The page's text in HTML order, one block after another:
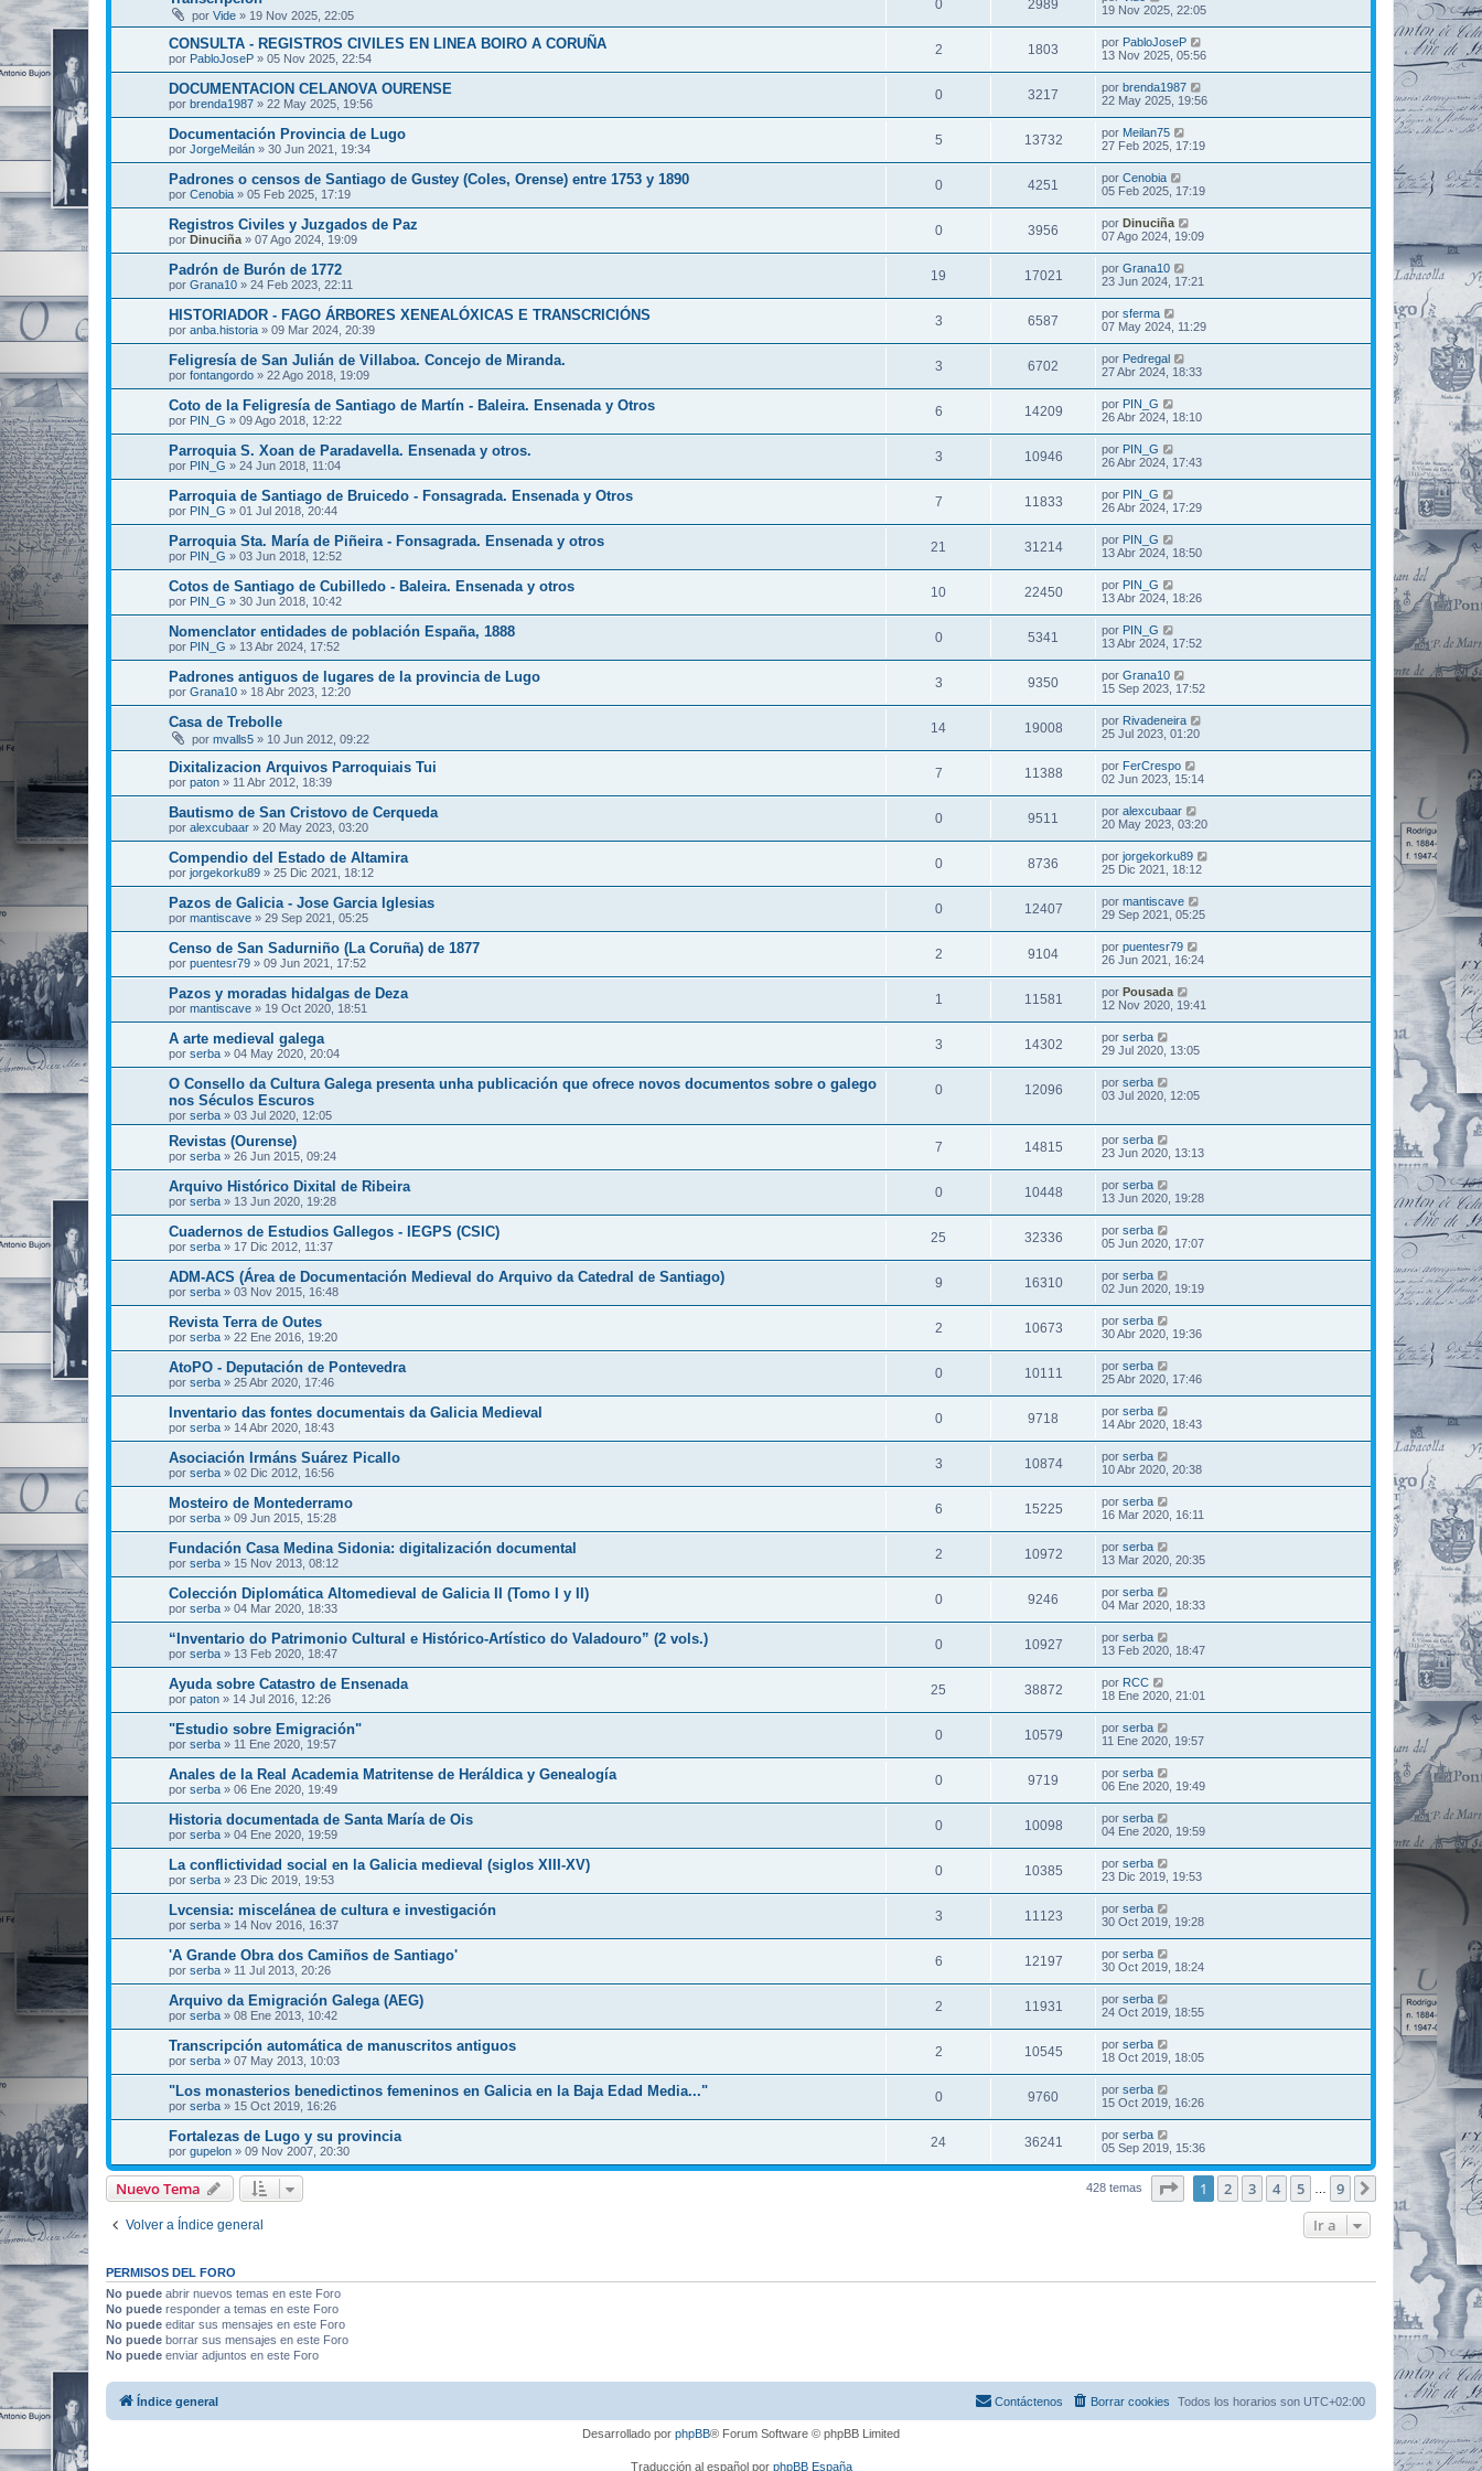
por Vide » 19 Nov 2025, 22:05
0 2989
19 Nov 2025, 22:05
CONSULTA - REGISTROS CIVILES EN LINEA BOIRO A CORUÑA
por PabloJoseP » 05 Nov 2025, 22:54
2 1803 por PabloJoseP
13 Nov 2025, 05:56
DOCUMENTACION CELANOVA OURENSE
por brenda1987 » 22 May 2025, 19:56
0 3217 por brenda1987
22 May 2025, 19:56
Documentación Provincia de Lugo
por JorgeMeilán » 30 Jun 2021, 19:34
5 13732 por Meilan75
27 Feb 2025, 17:19
Padrones o censos de Santiago de Gustey (Coles, Orense) entre 1753 y 1890
por Cenobia » 05 Feb 2025, 17:19
0 4251 por Cenobia
05 Feb 2025, 17:19
Registros Civiles y Juzgados de Paz
por Dinuciña » 07 Ago 2024, 19:09
0 3956 por Dinuciña
07 Ago 2024, 19:09
Padrón de Burón de 1772
por Grana10 » 24 Feb 2023, 22:11
19 17021 por Grana10
23 Jun 2024, 17:21
HISTORIADOR - FAGO ÁRBORES XENEALÓXICAS E TRANSCRICIÓNS
por anba.historia » 09 Mar 2024, 20:39
3 6587 por sferma
07 May 2024, 11:29
Feligresía de San Julián de Villaboa. Concejo de Miranda.
por fontangordo » 22 Ago 2018, 19:09
3 6702 por Pedregal
27 Abr 2024, 18:33
Coto de la Feligresía de Santiago de Martín - Baleira. Ensenada y Otros
por PIN_G » 09 Ago 2018, 12:22
6 14209 por PIN_G
26 Abr 2024, 18:10
Parroquia S. Xoan de Paradavella. Ensenada y otros.
por PIN_G » 24 Jun 2018, 11:04
3 10946 por PIN_G
26 Abr 2024, 17:43
Parroquia de Santiago de Bruicedo - Fonsagrada. Ensenada y Otros
por PIN_G » 01 Jul 2018, 20:44
7 11833 por PIN_G
26 Abr 2024, 17:29
Parroquia Sta. María de Piñeira - Fonsagrada. Ensenada y otros
por PIN_G » 03 Jun 2018, 12:52
21 31214 por PIN_G
13 Abr 2024, 18:50
Cotos de Santiago de Cubilledo - Baleira. Ensenada y otros
por PIN_G » 30 Jun 2018, 10:42
10 22450 por PIN_G
13 Abr 2024, 18:26
Nomenclator entidades de población España, 1888
por PIN_G » 13 Abr 2024, 17:52
0 5341 por PIN_G
13 Abr 2024, 17:52
Padrones antiguos de lugares de la provincia de Lugo
por Grana10 » 18 Abr 2023, 12:20
3 9350 por Grana10
15 Sep 2023, 17:52
Casa de Trebolle
por mvalls5 » 10 Jun 2012, 09:22
14 19008 por Rivadeneira
25 Jul 2023, 01:20
Dixitalizacion Arquivos Parroquiais Tui
por paton » 11 Abr 2012, 18:39
7 11388 por FerCrespo
02 Jun 2023, 15:14
Bautismo de San Cristovo de Cerqueda
por alexcubaar » 20 May 2023, 03:20
0 9511 por alexcubaar
20 May 2023, 03:20
Compendio del Estado de Altamira
por jorgekorku89 » 25 Dic 2021, 18:12
0 8736 por jorgekorku89
25 Dic 2021, 18:12
Pazos de Galicia - Jose Garcia Iglesias
por mantiscave » 29 Sep 2021, 05:25
0 12407 por mantiscave
29 Sep 2021, 05:25
Censo de San Sadurniño (La Coruña) de 1877
por puentesr79 » 09 Jun 2021, 17:52
2 9104 por puentesr79
26 Jun 2021, 16:24
Pazos y moradas hidalgas de Deza
por mantiscave » 19 Oct 2020, 18:51
1 11581 por Pousada
12 Nov 2020, 19:41
A arte medieval galega
por serba » 04 May 2020, 20:04
3 14302 por serba
29 Jul 2020, 13:05
O Consello da Cultura Galega presenta unha publicación que ofrece novos documentos sobre o galego
nos Séculos Escuros
por serba » 03 Jul 2020, 12:05
0 12096 por serba
03 Jul 2020, 12:05
Revistas (Ourense)
por serba » 26 Jun 2015, 09:24
7 14815 por serba
23 Jun 2020, 13:13
Arquivo Histórico Dixital de Ribeira
por serba » 13 Jun 2020, 19:28
0 10448 por serba
13 Jun 2020, 19:28
Cuadernos de Estudios Gallegos - IEGPS (CSIC)
por serba » 17 Dic 2012, 11:37
25 32336 por serba
05 Jun 2020, 17:07
ADM-ACS (Área de Documentación Medieval do Arquivo da Catedral de Santiago)
por serba » 03 Nov 2015, 16:48
9 16310 por serba
02 Jun 2020, 19:19
Revista Terra de Outes
por serba » 22 Ene 2016, 19:20
2 10673 por serba
30 Abr 2020, 19:36
AtoPO - Deputación de Pontevedra
por serba » 25 Abr 2020, 17:46
0 10111 por serba
25 Abr 2020, 17:46
Inventario das fontes documentais da Galicia Medieval
por serba » 14 Abr 2020, 18:43
0 9718 por serba
14 Abr 2020, 18:43
Asociación Irmáns Suárez Picallo
por serba » 02 Dic 2012, 16:56
3 10874 por serba
10 Abr 2020, 20:38
Mosteiro de Montederramo
por serba » 09 Jun 2015, 15:28
6 15225 por serba
16 Mar 2020, 16:11
Fundación Casa Medina Sidonia: digitalización documental
por serba » 15 Nov 2013, 08:12
2 10972 por serba
13 Mar 2020, 20:35
Colección Diplomática Altomedieval de Galicia II (Tomo I y II)
por serba » 04 Mar 2020, 18:33
0 9246 por serba
04 Mar 2020, 18:33
“Inventario do Patrimonio Cultural e Histórico-Artístico do Valadouro” (2 vols.)
por serba » 13 Feb 2020, 18:47
0 10927 por serba
13 Feb 2020, 18:47
Ayuda sobre Catastro de Ensenada
por paton » 14 Jul 2016, 12:26
25 38872 por RCC
18 Ene 2020, 21:01
"Estudio sobre Emigración"
por serba » 11 Ene 2020, 19:57
0 10579 por serba
11 Ene 2020, 19:57
Anales de la Real Academia Matritense de Heráldica y Genealogía
por serba » 06 Ene 2020, 19:49
0 9719 por serba
06 Ene 2020, 19:49
Historia documentada de Santa María de Ois
por serba » 04 Ene 2020, 19:59
0 10098 por serba
04 Ene 2020, 19:59
La conflictividad social en la Galicia medieval (siglos XIII-XV)
por serba » 23 Dic 2019, 19:53
0 10385 por serba
23 Dic 2019, 19:53
Lvcensia: miscelánea de cultura e investigación
por serba » 14 Nov 2016, 16:37
3 11123 por serba
30 Oct 2019, 19:28
'A Grande Obra dos Camiños de Santiago'
por serba » 11 Jul 2013, 20:26
6 12197 por serba
30 Oct 2019, 18:24
Arquivo da Emigración Galega (AEG)
por serba » 08 Ene 2013, 10:42
2 11931 por serba
24 Oct 2019, 18:55
Transcripción automática de manuscritos antiguos
por serba » 07 May 2013, 10:03
2 10545 por serba
18 Oct 2019, 18:05
"Los monasterios benedictinos femeninos en Galicia en la Baja Edad Media..."
por serba » 15 Oct 2019, 16:26
0 9760 por serba
15 Oct 2019, 16:26
Fortalezas de Lugo y su provincia
por gupelon » 09 Nov 2007, 20:30
24 36241 por serba
05 Sep 2019, 15:36
Nuevo Tema 428 temas Página1 de
1 2 3 4 5 9 Siguiente
Volver a Índice general Ir a
PERMISOS DEL FORO
No puede abrir nuevos temas en este Foro
No puede responder a temas en este Foro
No puede editar sus mensajes en este Foro
No puede borrar sus mensajes en este Foro
No puede enviar adjuntos en este Foro
Índice general Todos los horarios son UTC+02:00
Borrar cookies
Contáctenos
Desarrollado por phpBB® Forum Software © phpBB Limited
Traducción al español por phpBB España